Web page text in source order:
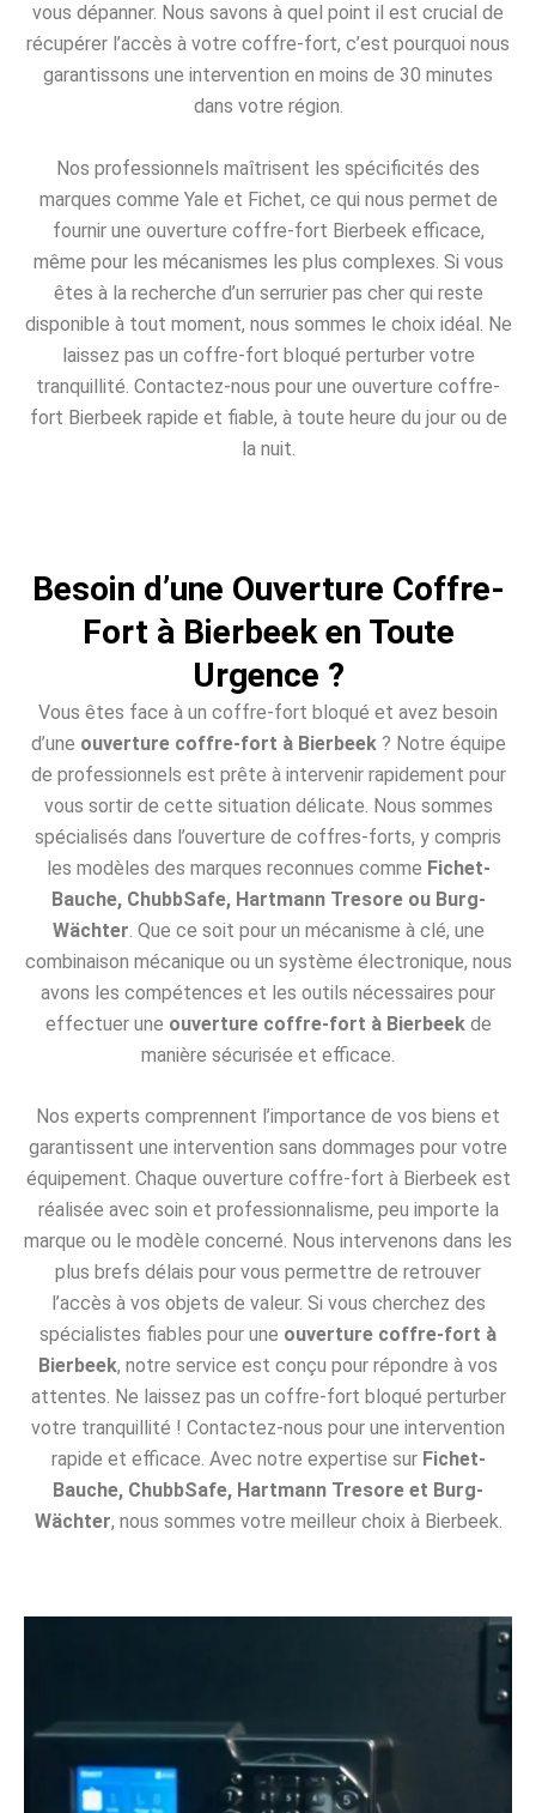
vous dépanner. Nous savons à quel point il est crucial de
récupérer l’accès à votre coffre-fort, c’est pourquoi nous
garantissons une intervention en moins de 30 minutes
dans votre région.
Nos professionnels maîtrisent les spécificités des
marques comme Yale et Fichet, ce qui nous permet de
fournir une ouverture coffre-fort Bierbeek efficace,
même pour les mécanismes les plus complexes. Si vous
êtes à la recherche d’un serrurier pas cher qui reste
disponible à tout moment, nous sommes le choix idéal. Ne
laissez pas un coffre-fort bloqué perturber votre
tranquillité. Contactez-nous pour une ouverture coffre-
fort Bierbeek rapide et fiable, à toute heure du jour ou de
la nuit.
Besoin d’une Ouverture Coffre-
Fort à Bierbeek en Toute
Urgence ?
Vous êtes face à un coffre-fort bloqué et avez besoin
d’une ouverture coffre-fort à Bierbeek? Notre équipe
de professionnels est prête à intervenir rapidement pour
vous sortir de cette situation délicate. Nous sommes
spécialisés dans l’ouverture de coffres-forts, y compris
les modèles des marques reconnues comme Fichet-
Bauche, ChubbSafe, Hartmann Tresore ou Burg-
Wächter . Que ce soit pour un mécanisme à clé, une
combinaison mécanique ou un système électronique, nous
avons les compétences et les outils nécessaires pour
effectuer une ouverture coffre-fort à Bierbeekde
manière sécurisée et efficace.
Nos experts comprennent l’importance de vos biens et
garantissent une intervention sans dommages pour votre
équipement. Chaque ouverture coffre-fort à Bierbeek est
réalisée avec soin et professionnalisme, peu importe la
marque ou le modèle concerné. Nous intervenons dans les
plus brefs délais pour vous permettre de retrouver
l’accès à vos objets de valeur. Si vous cherchez des
spécialistes fiables pour une ouverture coffre-fort à
Bierbeek, notre service est conçu pour répondre à vos
attentes. Ne laissez pas un coffre-fort bloqué perturber
votre tranquillité ! Contactez-nous pour une intervention
rapide et efficace. Avec notre expertise sur Fichet-
Bauche, ChubbSafe, Hartmann Tresore et Burg-
Wächter, nous sommes votre meilleur choix à Bierbeek.